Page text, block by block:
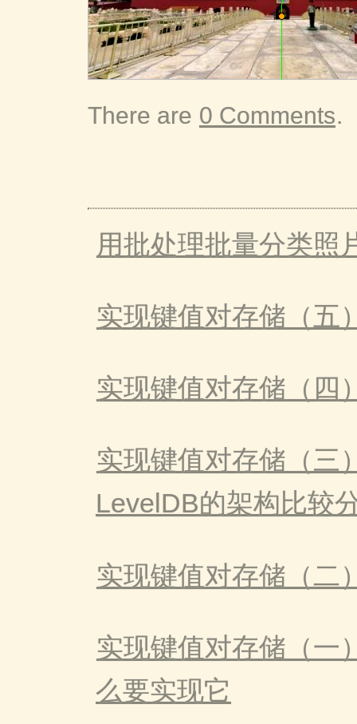
There are 0 Comments.
用批处理批量分类
实现键值对存储（五
实现键值对存储（四
实现键值对存储（三
LevelDB的架构比较
实现键值对存储（二
实现键值对存储（一
么要实现它